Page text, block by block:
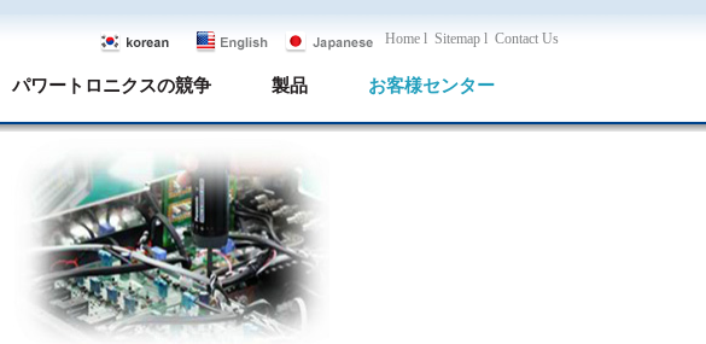
Home l Sitemap l Contact Us
パワートロニクスの競争 製品 お客様センター